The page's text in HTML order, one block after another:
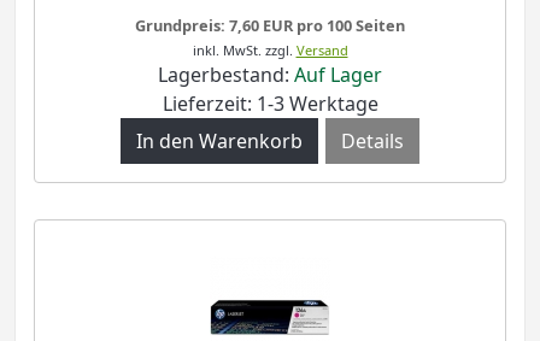
Grundpreis: 7,60 EUR pro 100 Seiten
inkl. MwSt. zzgl. Versand
Lagerbestand: Auf Lager
Lieferzeit: 1-3 Werktage
Details